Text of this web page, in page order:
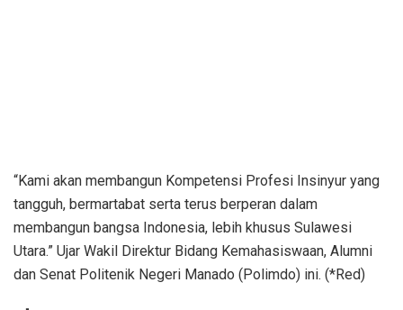
“Kami akan membangun Kompetensi Profesi Insinyur yang
tangguh, bermartabat serta terus berperan dalam
membangun bangsa Indonesia, lebih khusus Sulawesi
Utara.” Ujar Wakil Direktur Bidang Kemahasiswaan, Alumni
dan Senat Politenik Negeri Manado (Polimdo) ini. (*Red)